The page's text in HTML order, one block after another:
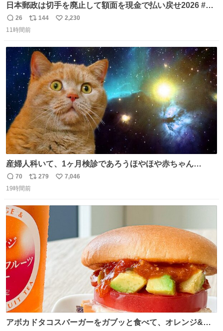
日本郵政は切手を廃止して額面を現金で払い戻せ2026 #日
本郵政 @JapanPostHD_PR
返
信
26
リ
ポ
ト
数
144
い
数
2,230
11時間前
産婦人科いて、1ヶ月検診であろうほやほや赤ちゃん👩‍🍼
と推定2,3歳の女の子👧🏻をワンオペで連れてるママがいる
のだけども 女の子ずっとママの側から離れない…⁉️ 手を繋
たいにﾄﾃﾄﾃついてってるし逃走しないし脱走しないし逃げ
ないし走ら文字数
返
信
70
リ
ポ
ト
数
279
い
7,046
19時間前
アボカドタコスバーガーをガブッと食べて、オレンジ&パ